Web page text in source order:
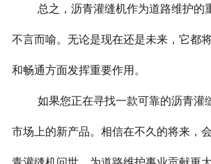
总之，沥青灌缝机作为道路维护的
不言而喻。无论是现在还是未来，它都
和畅通方面发挥重要作用。
如果您正在寻找一款可靠的沥青灌
市场上的新产品。相信在不久的将来，